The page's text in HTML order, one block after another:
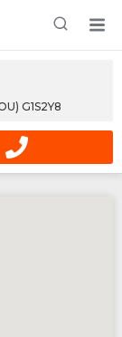
/ Rabais /
G1S2Y8